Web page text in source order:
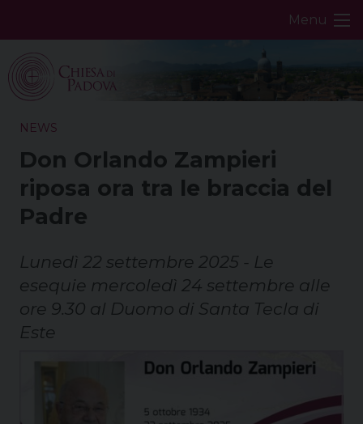
Menu
NEWS
Don Orlando Zampieri
riposa ora tra le braccia del
Padre
Lunedì 22 settembre 2025 - Le
esequie mercoledì 24 settembre alle
ore 9.30 al Duomo di Santa Tecla di
Este